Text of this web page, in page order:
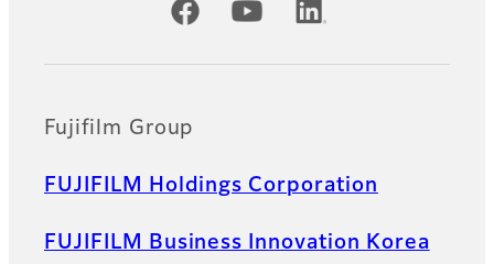
공식 SNS 계정
Fujifilm Group
FUJIFILM Holdings Corporation
FUJIFILM Business Innovation Korea